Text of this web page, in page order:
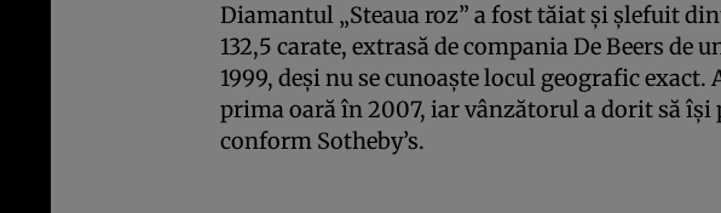
Diamantul „Steaua roz” a fost tăiat şi şlefuit
132,5 carate, extrasă de compania De Beers de
1999, deşi nu se cunoaşte locul geografic exact.
prima oară în 2007, iar vânzătorul a dorit să îşi
conform Sotheby’s.